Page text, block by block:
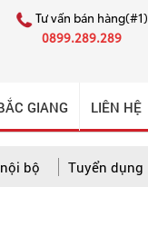
Tư vấn bán hàng(#1)
0899.289.289
GIANG LIÊN HỆ
bộ Tuyển dụng